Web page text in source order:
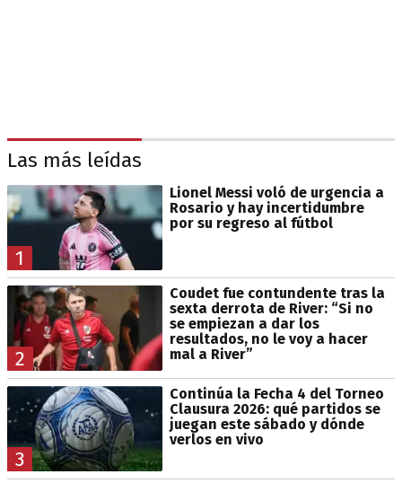
Las más leídas
1
Lionel Messi voló de urgencia a
Rosario y hay incertidumbre
por su regreso al fútbol
2
Coudet fue contundente tras la
sexta derrota de River: “Si no
se empiezan a dar los
resultados, no le voy a hacer
mal a River”
3
Continúa la Fecha 4 del Torneo
Clausura 2026: qué partidos se
juegan este sábado y dónde
verlos en vivo